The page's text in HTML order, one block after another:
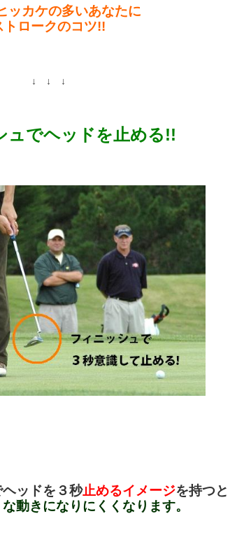
ッカケの多いあなたに
トロークのコツ!!
↓ ↓ ↓
ュでヘッドを止める!!
ッドを３秒止めるイメージを持つと
になりにくくなります。